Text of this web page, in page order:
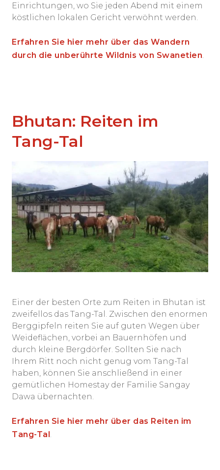
Einrichtungen, wo Sie jeden Abend mit einem
köstlichen lokalen Gericht verwöhnt werden.
Erfahren Sie hier mehr über das Wandern
durch die unberührte Wildnis von Swanetien.
Bhutan: Reiten im
Tang-Tal
Einer der besten Orte zum Reiten in Bhutan ist
zweifellos das Tang-Tal. Zwischen den enormen
Berggipfeln reiten Sie auf guten Wegen über
Weideflächen, vorbei an Bauernhöfen und
durch kleine Bergdörfer. Sollten Sie nach
Ihrem Ritt noch nicht genug vom Tang-Tal
haben, können Sie anschließend in einer
gemütlichen Homestay der Familie Sangay
Dawa übernachten.
Erfahren Sie hier mehr über das Reiten im
Tang-Tal